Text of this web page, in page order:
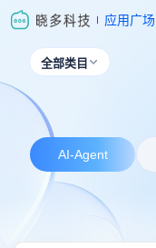
应用广场
全部类目 
AI-Agent